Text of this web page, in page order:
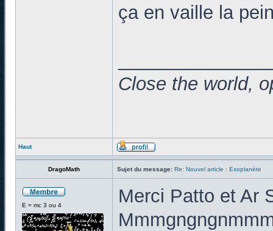
ça en vaille la
Close the world,
Haut
DragoMath Sujet du message: Re: Nouvel article : Exoplanète
E = mc 3 ou 4
Merci Patto et Ar